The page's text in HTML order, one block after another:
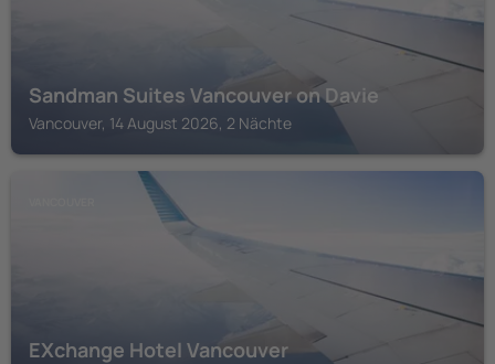
Sandman Suites Vancouver on Davie
Vancouver, 14 August 2026, 2 Nächte
EXchange Hotel Vancouver